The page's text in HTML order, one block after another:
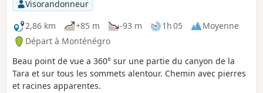
Visorandonneur
2,86 km
+85 m -93 m 1h 05
Moyenne
Départ à Monténégro
Beau point de vue a 360° sur une partie du canyon de la
Tara et sur tous les sommets alentour. Chemin avec pierres
et racines apparentes.